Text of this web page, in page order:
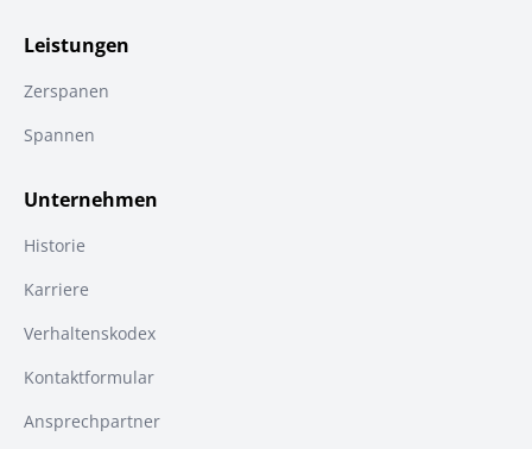
Leistungen
Zerspanen
Spannen
Unternehmen
Historie
Karriere
Verhaltenskodex
Kontaktformular
Ansprechpartner